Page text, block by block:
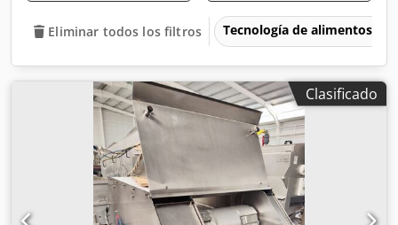
Eliminar todos los filtros Tecnología de alimentos
Clasificado